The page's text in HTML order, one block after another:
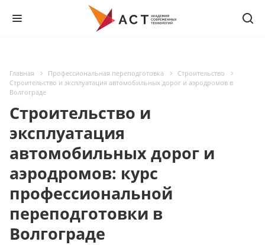
Главная Профессиональная переподготовка
Строительство
Строительство и эксплуатация автомобильных дорог и аэродромов в
Волгограде
Строительство и
эксплуатация
автомобильных дорог и
аэродромов: курс
профессиональной
переподготовки в
Волгограде